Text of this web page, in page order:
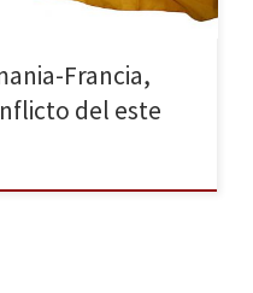
Francia,
del este